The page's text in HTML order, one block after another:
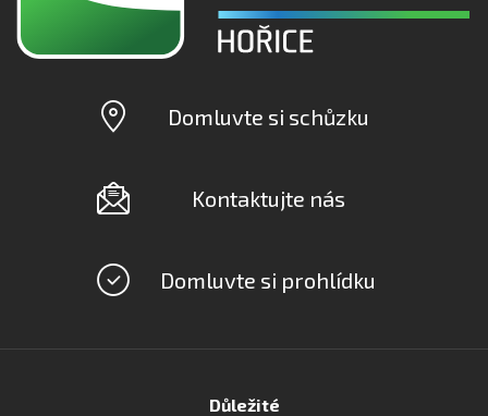
Domluvte si schůzku
Kontaktujte nás
Domluvte si prohlídku
Důležité